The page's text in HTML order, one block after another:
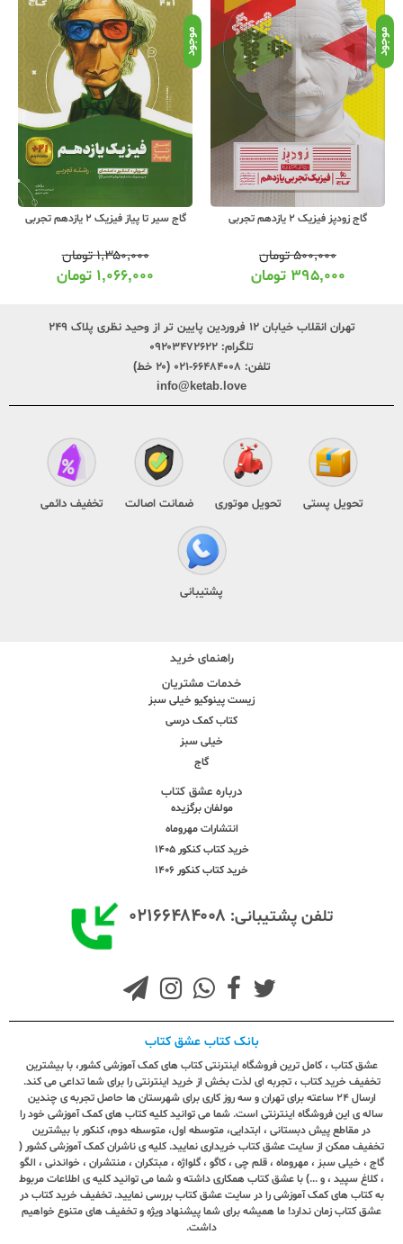
موجود
گاج زودپز فیزیک 2 یازدهم تجربی
۵۰۰,۰۰۰تومان
۳۹۵,۰۰۰ تومان
موجود
گاج سیر تا پیاز فیزیک 2 یازدهم تجربی
۱,۳۵۰,۰۰۰تومان
۱,۰۶۶,۰۰۰ تومان
تهران انقلاب خیابان ۱۲ فروردین پایین تر از وحید نظری پلاک ۲۴۹
تلگرام: ۰۹۲۰۳۴۷۲۶۲۲
تلفن: ۶۶۴۸۴۰۰۸-۰۲۱ (۲۰ خط)
info@ketab.love
تحویل پستی تحویل موتوری ضمانت اصالت تخفیف دائمی
پشتیبانی
راهنمای خرید
خدمات مشتریان
زیست پینوکیو خیلی سبز
کتاب کمک درسی
خیلی سبز
گاج
درباره عشق کتاب
مولفان برگزیده
انتشارات مهروماه
خرید کتاب کنکور 1405
خرید کتاب کنکور 1406
تلفن پشتیبانی: ۰۲۱۶۶۴۸۴۰۰۸
بانک کتاب عشق کتاب
عشق کتاب ، کامل ترین فروشگاه اینترنتی کتاب های کمک آموزشی کشور، با بیشترین
تخفیف خرید کتاب ، تجربه ای لذت بخش از خرید اینترنتی را برای شما تداعی می کند.
ارسال ٢٤ ساعته برای تهران و سه روز کاری برای شهرستان ها حاصل تجربه ی چندین
ساله ی این فروشگاه اینترنتی است. شما می توانید کلیه کتاب های کمک آموزشی خود را
در مقاطع پیش دبستانی ، ابتدایی، متوسطه اول، متوسطه دوم، کنکور با بیشترین
تخفیف ممکن از سایت عشق کتاب خریداری نمایید. کلیه ی ناشران کمک آموزشی کشور (
گاج ، خیلی سبز ، مهروماه ، قلم چی ، کاگو ، گلواژه ، مبتکران ، منتشران ، خواندنی ، الگو
، کلاغ سپید ، و ...) با عشق کتاب همکاری داشته و شما می توانید کلیه ی اطلاعات مربوط
به کتاب های کمک آموزشی را در سایت عشق کتاب بررسی نمایید. تخفیف خرید کتاب در
عشق کتاب زمان ندارد! ما همیشه برای شما پیشنهاد ویژه و تخفیف های متنوع خواهیم
داشت.